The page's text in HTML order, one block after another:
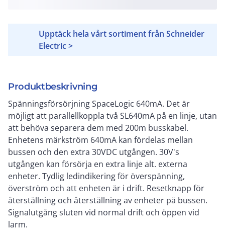
Upptäck hela vårt sortiment från Schneider
Electric >
Produktbeskrivning
Spänningsförsörjning SpaceLogic 640mA. Det är
möjligt att parallellkoppla två SL640mA på en linje, utan
att behöva separera dem med 200m busskabel.
Enhetens märkström 640mA kan fördelas mellan
bussen och den extra 30VDC utgången. 30V's
utgången kan försörja en extra linje alt. externa
enheter. Tydlig ledindikering för överspänning,
överström och att enheten är i drift. Resetknapp för
återställning och återställning av enheter på bussen.
Signalutgång sluten vid normal drift och öppen vid
larm.